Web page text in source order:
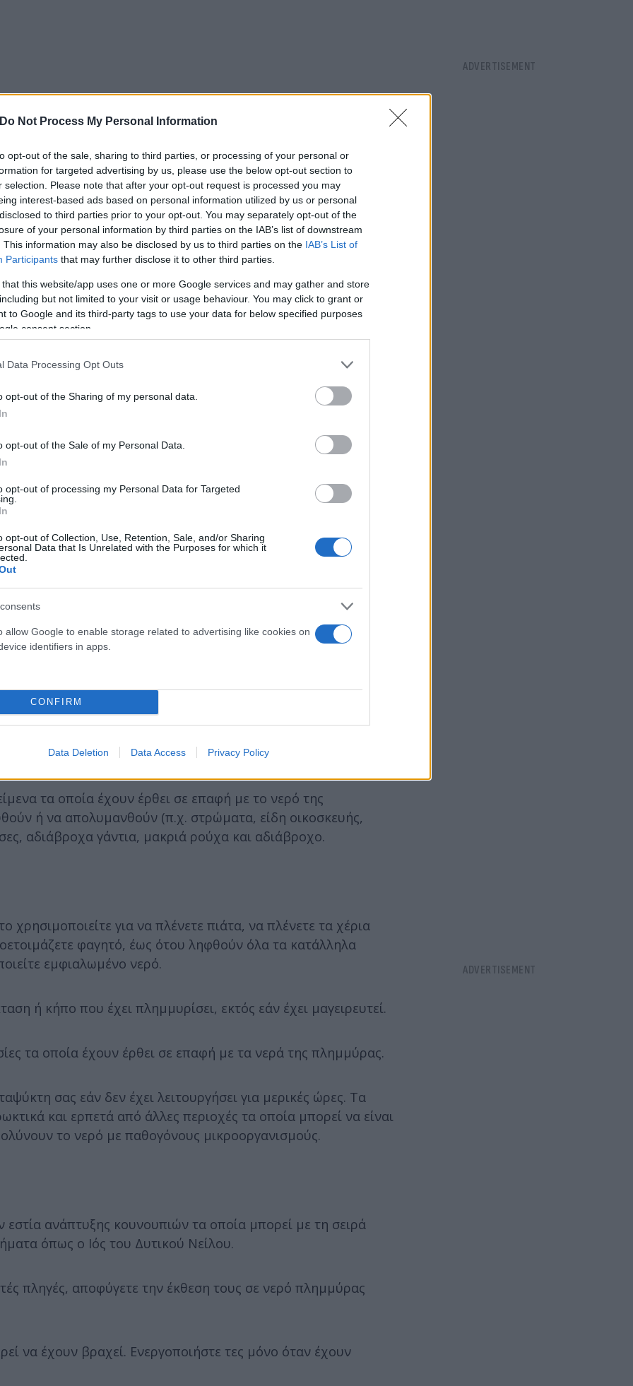
Do Not Process My Personal Information
opt-out of the sale, sharing to third parties, or processing of your personal or
for targeted advertising by us, please use the below opt-out section to
selection. Please note that after your opt-out request is processed you may
interest-based ads based on personal information utilized by us or personal
to third parties prior to your opt-out. You may separately opt-out of the
of your personal information by third parties on the IAB’s list of downstream
This information may also be disclosed by us to third parties on the IAB’s List of
Participants that may further disclose it to other third parties.
that this website/app uses one or more Google services and may gather and store
but not limited to your visit or usage behaviour. You may click to grant or
to Google and its third-party tags to use your data for below specified purposes
consent section.
Data Processing Opt Outs
opt-out of the Sharing of my personal data.
opt-out of the Sale of my Personal Data.
opt-out of processing my Personal Data for Targeted
opt-out of Collection, Use, Retention, Sale, and/or Sharing
Data that Is Unrelated with the Purposes for which it
allow Google to enable storage related to advertising like cookies on
identifiers in apps.
CONFIRM
Data Deletion Data Access Privacy Policy
φορέστε γαλότσες και χρησιμοποιήστε ένα μακρύ ραβδί
αγωγούς λυμάτων και αποχετεύσεις που μπορεί να
και αδιάβροχο.
νερό με πίεση, μπορεί να προκαλέσετε πιτσίλισμα οπότε
είναι εφικτό.
με απολυμαντικό τύπου χλωρίνης η άλλο απολυμαντικό.
ξεχωριστά με ζεστό νερό και απορρυπαντικό και πλύνετε
τα οποία έχουν έρθει σε επαφή με το νερό της
ή να απολυμανθούν (π.χ. στρώματα, είδη οικοσκευής,
αδιάβροχα γάντια, μακριά ρούχα και αδιάβροχο.
για να πλένετε πιάτα, να πλένετε τα χέρια
φαγητό, έως ότου ληφθούν όλα τα κατάλληλα
εμφιαλωμένο νερό.
ή κήπο που έχει πλημμυρίσει, εκτός εάν έχει μαγειρευτεί.
τα οποία έχουν έρθει σε επαφή με τα νερά της πλημμύρας.
σας εάν δεν έχει λειτουργήσει για μερικές ώρες. Τα
και ερπετά από άλλες περιοχές τα οποία μπορεί να είναι
το νερό με παθογόνους μικροοργανισμούς.
ανάπτυξης κουνουπιών τα οποία μπορεί με τη σειρά
όπως ο Ιός του Δυτικού Νείλου.
πληγές, αποφύγετε την έκθεση τους σε νερό πλημμύρας
να έχουν βραχεί. Ενεργοποιήστε τες μόνο όταν έχουν